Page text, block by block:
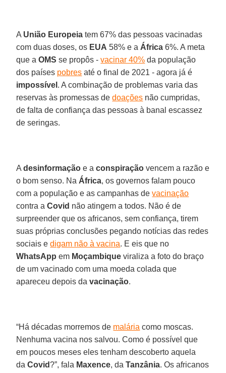
A União Europeia tem 67% das pessoas vacinadas
com duas doses, os EUA 58% e a África 6%. A meta
que aOMS se propôs -vacinar 40% da população
dos países pobres até o final de 2021 - agora já é
impossível . A combinação de problemas varia das
reservas às promessas dedoações não cumpridas,
de falta de confiança das pessoas à banal escassez
de seringas.
Adesinformação e aconspiração vencem a razão e
o bom senso. Na África, os governos falam pouco
com a população e as campanhas devacinação
contra aCovid não atingem a todos. Não é de
surpreender que os africanos, sem confiança, tirem
suas próprias conclusões pegando notícias das redes
sociais edigam não à vacina. E eis que no
WhatsApp em Moçambique viraliza a foto do braço
de um vacinado com uma moeda colada que
apareceu depois davacinação.
“Há décadas morremos de malária como moscas.
Nenhuma vacina nos salvou. Como é possível que
em poucos meses eles tenham descoberto aquela
daCovid?”, fala Maxence, daTanzânia. Os africanos